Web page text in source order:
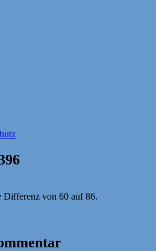
Differenz von 60 auf 86.